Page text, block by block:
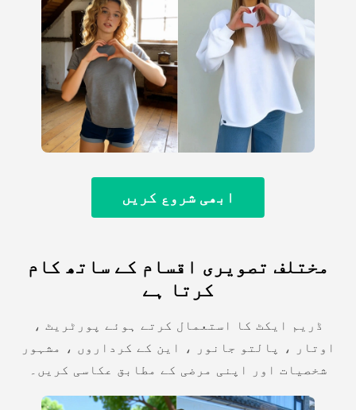
ابھی شروع کریں
مختلف تصویری اقسام کے ساتھ کام
کرتا ہے
ڈریم ایکٹ کا استعمال کرتے ہوئے پورٹریٹ ،
اوتار ، پالتو جانور ، این کے کرداروں ، مشہور
شخصیات اور اپنی مرضی کے مطابق عکاسی کریں۔